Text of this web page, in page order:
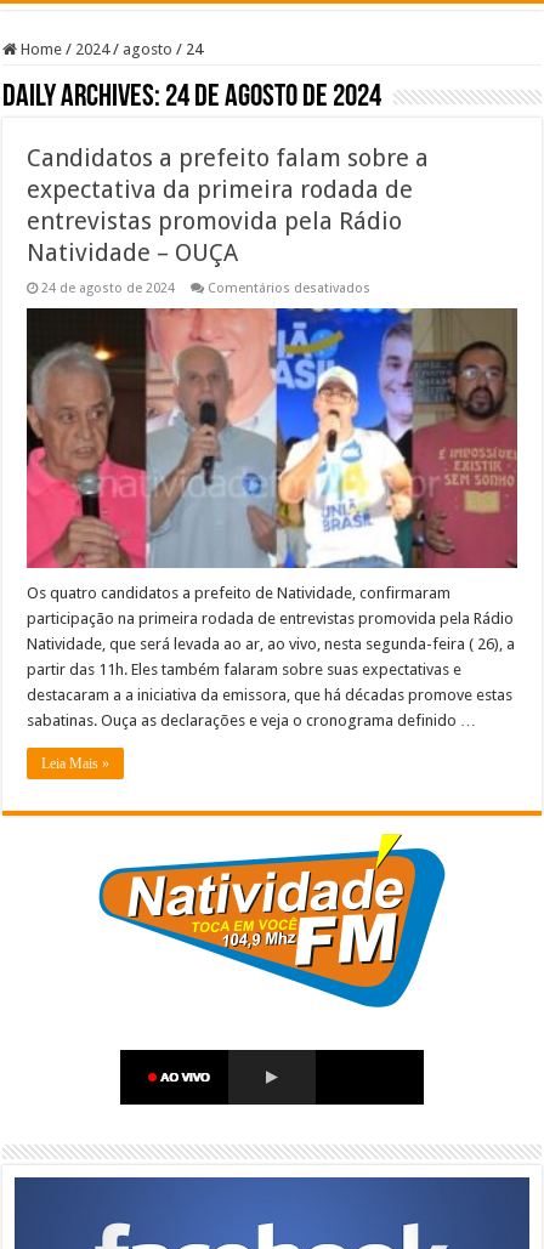
Home / 2024 / agosto / 24
Daily Archives: 24 de agosto de 2024
Candidatos a prefeito falam sobre a
expectativa da primeira rodada de
entrevistas promovida pela Rádio
Natividade – OUÇA
24 de agosto de 2024 Comentários desativados
a
prefeito
falam
sobre
a
expectativa
da
primeira
rodada
entrevistas
promovida
pela
Rádio
Natividade
–
OUÇA
Os quatro candidatos a prefeito de Natividade, confirmaram
participação na primeira rodada de entrevistas promovida pela Rádio
Natividade, que será levada ao ar, ao vivo, nesta segunda-feira ( 26), a
partir das 11h. Eles também falaram sobre suas expectativas e
destacaram a a iniciativa da emissora, que há décadas promove estas
sabatinas. Ouça as declarações e veja o cronograma definido …
Leia Mais »